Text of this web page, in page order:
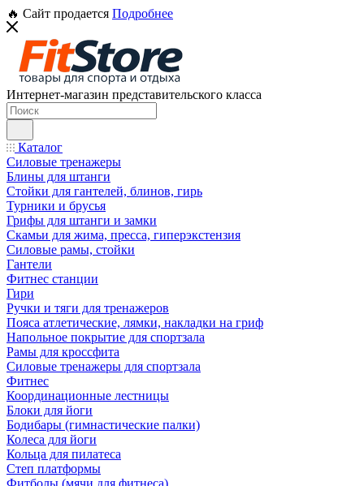
🔥 Сайт продается Подробнее
Интернет-магазин представительского класса
Каталог
Силовые тренажеры
Блины для штанги
Стойки для гантелей, блинов, гирь
Турники и брусья
Грифы для штанги и замки
Скамьи для жима, пресса, гиперэкстензия
Силовые рамы, стойки
Гантели
Фитнес станции
Гири
Ручки и тяги для тренажеров
Пояса атлетические, лямки, накладки на гриф
Напольное покрытие для спортзала
Рамы для кроссфита
Силовые тренажеры для спортзала
Фитнес
Координационные лестницы
Блоки для йоги
Бодибары (гимнастические палки)
Колеса для йоги
Кольца для пилатеса
Степ платформы
Фитболы (мячи для фитнеса)